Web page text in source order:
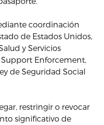
coordinación
de Estados Unidos,
y Servicios
Enforcement,
de Seguridad Social
restringir o revocar
significativo de